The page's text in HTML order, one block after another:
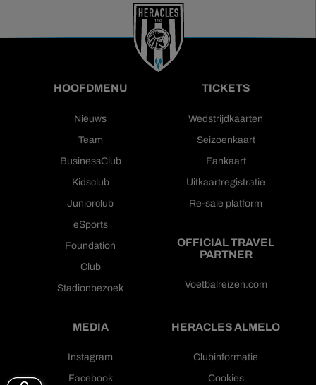
HOOFDMENU
Nieuws
Team
BusinessClub
Kidsclub
Juniorclub
eSports
Foundation
Club
Stadionbezoek
TICKETS
Wedstrijdkaarten
Seizoenkaart
Fankaart
Uitkaartregistratie
Re-sale platform
OFFICIAL TRAVEL
PARTNER
Voetbalreizen.com
MEDIA
Instagram
Facebook
HERACLES ALMELO
Clubinformatie
Cookies